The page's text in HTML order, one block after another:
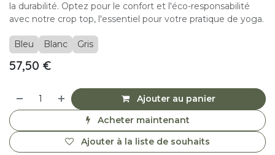
la durabilité. Optez pour le confort et l'éco-responsabilité
avec notre crop top, l'essentiel pour votre pratique de yoga.
Bleu Blanc Gris
57,50 €
Ajouter au panier
Acheter maintenant
Ajouter à la liste de souhaits